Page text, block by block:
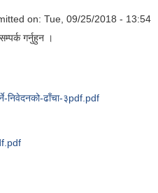
on: Tue, 09/25/2018 - 13:54
गर्नुहुन ।
निवेदनको-ढाँचा-३pdf.pdf